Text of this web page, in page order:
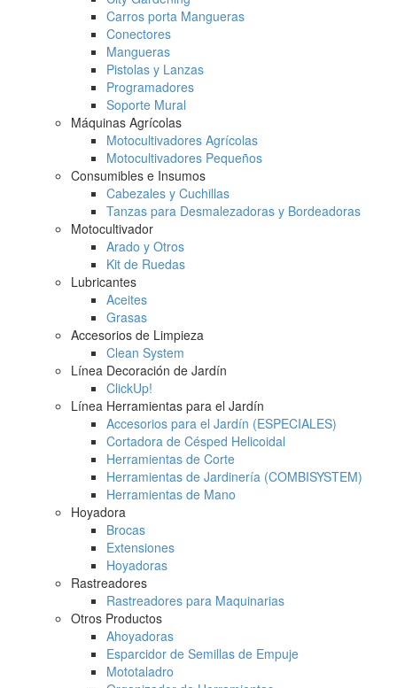
Carros porta Mangueras
Conectores
Mangueras
Pistolas y Lanzas
Programadores
Soporte Mural
Máquinas Agrícolas
Motocultivadores Agrícolas
Motocultivadores Pequeños
Consumibles e Insumos
Cabezales y Cuchillas
Tanzas para Desmalezadoras y Bordeadoras
Motocultivador
Arado y Otros
Kit de Ruedas
Lubricantes
Aceites
Grasas
Accesorios de Limpieza
Clean System
Línea Decoración de Jardín
ClickUp!
Línea Herramientas para el Jardín
Accesorios para el Jardín (ESPECIALES)
Cortadora de Césped Helicoidal
Herramientas de Corte
Herramientas de Jardinería (COMBISYSTEM)
Herramientas de Mano
Hoyadora
Brocas
Extensiones
Hoyadoras
Rastreadores
Rastreadores para Maquinarias
Otros Productos
Ahoyadoras
Esparcidor de Semillas de Empuje
Mototaladro